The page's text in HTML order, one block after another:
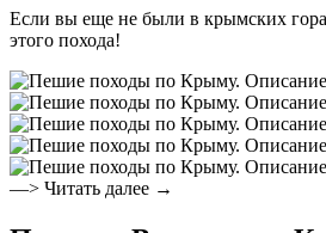
Если вы еще не были в крымских
этого похода!
—> Читать далее →